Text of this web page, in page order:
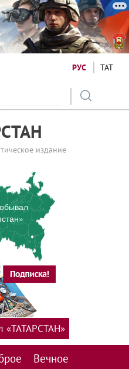
РУС ТАТ
издание
Вечное
«ТАТАРСТАН»